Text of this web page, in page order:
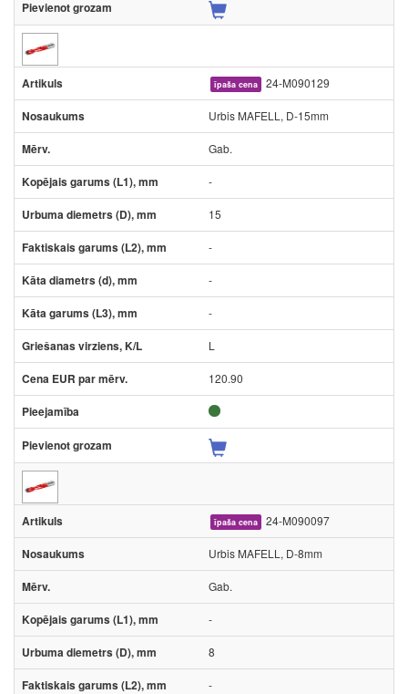
īpaša cena 24-M090129
Urbis MAFELL, D-15mm
Gab.
-
15
-
-
-
L
120.90
īpaša cena 24-M090097
Urbis MAFELL, D-8mm
Gab.
-
8
-